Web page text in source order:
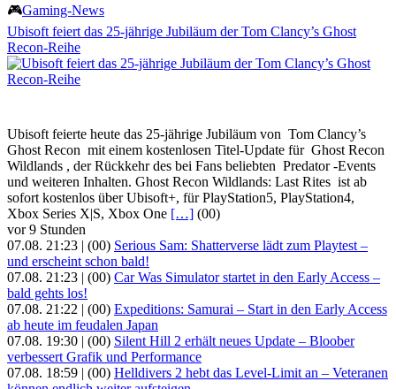
🎮Gaming-News
Ubisoft feiert das 25-jährige Jubiläum der Tom Clancy’s Ghost
Recon-Reihe
Ubisoft feierte heute das 25-jährige Jubiläum von Tom Clancy’s
Ghost Recon mit einem kostenlosen Titel-Update für Ghost Recon
Wildlands , der Rückkehr des bei Fans beliebten Predator -Events
und weiteren Inhalten. Ghost Recon Wildlands: Last Rites ist ab
sofort kostenlos über Ubisoft+, für PlayStation5, PlayStation4,
Xbox Series X|S, Xbox One […] (00)
vor 9 Stunden
07.08. 21:23 | (00) Serious Sam: Shatterverse lädt zum Playtest –
und erscheint schon bald!
07.08. 21:23 | (00) Car Was Simulator startet in den Early Access –
bald gehts los!
07.08. 21:22 | (00) Expeditions: Samurai – Start in den Early Access
ab heute im feudalen Japan
07.08. 19:30 | (00) Silent Hill 2 erhält neues Update – Bloober
verbessert Grafik und Performance
07.08. 18:59 | (00) Helldivers 2 hebt das Level-Limit an – Veteranen